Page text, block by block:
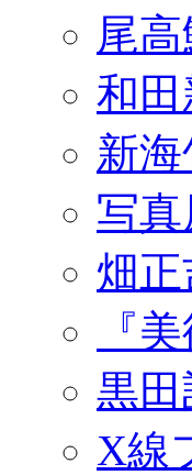
尾
和
新
写
畑
『
黒
X線